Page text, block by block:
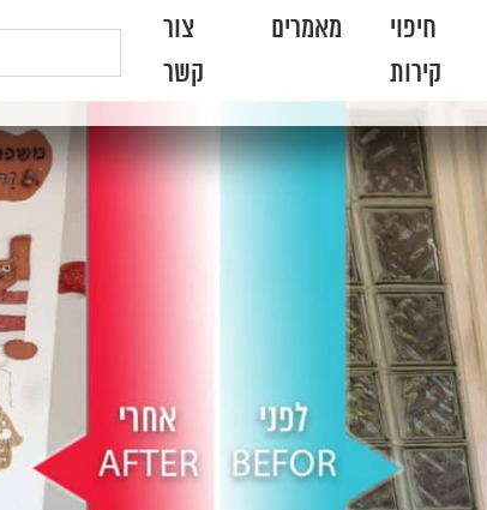
חיפוי
קירות
מאמרים
צור
קשר